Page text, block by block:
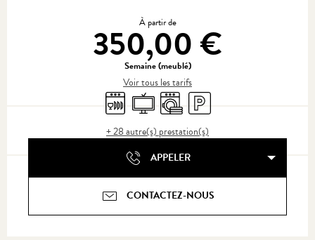
À partir de
350,00 €
Semaine (meublé)
Voir tous les tarifs
Lave vaisselle
TélévisionLave lingeParking
+ 28 autre(s) prestation(s)
APPELER
CONTACTEZ-NOUS